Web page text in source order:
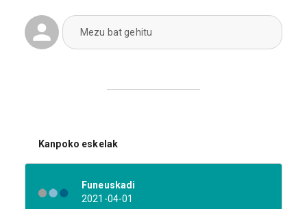
Mezu bat gehitu
Kanpoko eskelak
Funeuskadi
2021-04-01